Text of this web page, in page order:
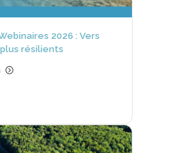
2026 : Vers
résilients
=